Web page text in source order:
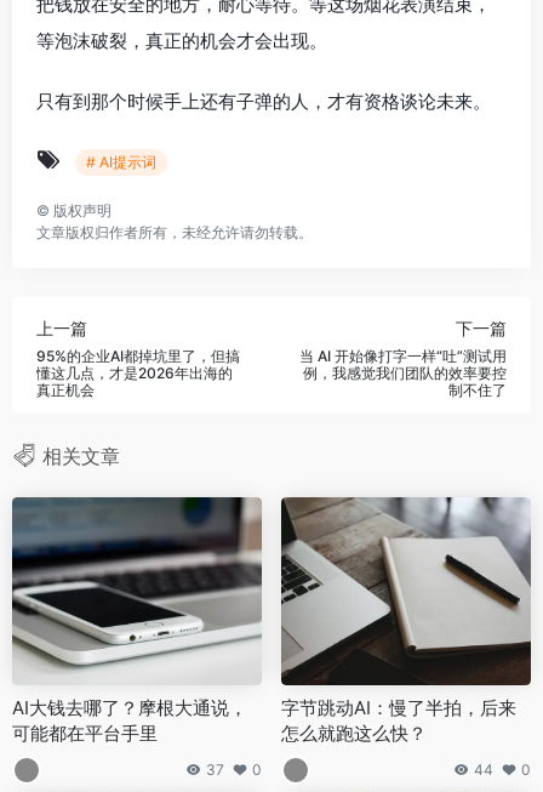
等泡沫破裂，真正的机会才会出现。
只有到那个时候手上还有子弹的人，才有资格谈论未来。
# AI提示词
© 版权声明
文章版权归作者所有，未经允许请勿转载。
上一篇
95%的企业AI都掉坑里了，但搞
懂这几点，才是2026年出海的
真正机会
下一篇
当 AI 开始像打字一样“吐”测试用
例，我感觉我们团队的效率要控
制不住了
相关文章
AI大钱去哪了？摩根大通说，
可能都在平台手里
37 0
字节跳动AI：慢了半拍，后来
怎么就跑这么快？
44 0